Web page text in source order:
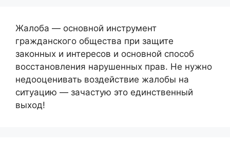
Жалоба — основной инструмент
гражданского общества при защите
законных и интересов и основной способ
восстановления нарушенных прав. Не нужно
недооценивать воздействие жалобы на
ситуацию — зачастую это единственный
выход!